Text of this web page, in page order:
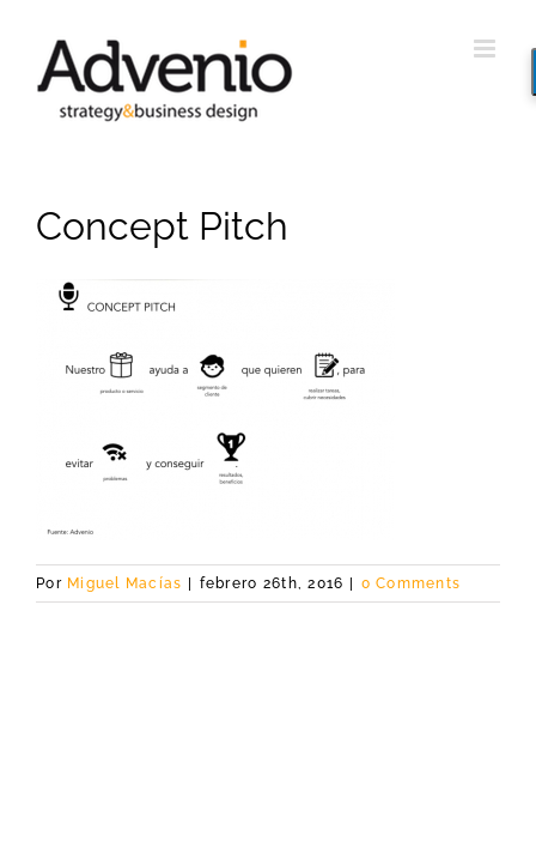
contenido
Concept Pitch
Por Miguel Macías febrero 26th, 2016 0 Comments